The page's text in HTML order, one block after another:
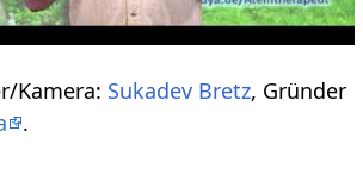
Kamera: Sukadev Bretz, Gründer
.